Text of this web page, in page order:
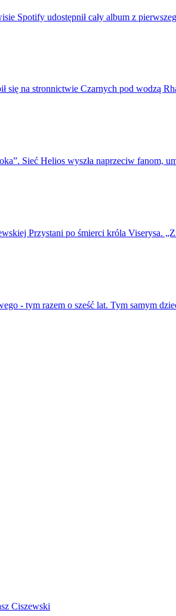
Spotify udostępnił cały album z
się na stronnictwie Czarnych pod wodzą
Sieć Helios wyszła naprzeciw
Przystani po śmierci króla
- tym razem o sześć lat. Tym samym
Ciszewski